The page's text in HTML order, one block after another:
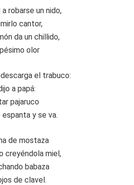
robarse un nido,
cantor,
da un chillido,
olor
el trabuco:
a papá:
pajaruco
y se va.
de mostaza
creyéndola miel,
babaza
de clavel.